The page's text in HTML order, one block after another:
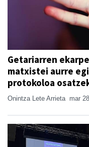
Getariarren
matxistei aurre
protokoloa
Onintza Lete Arrieta mar 28